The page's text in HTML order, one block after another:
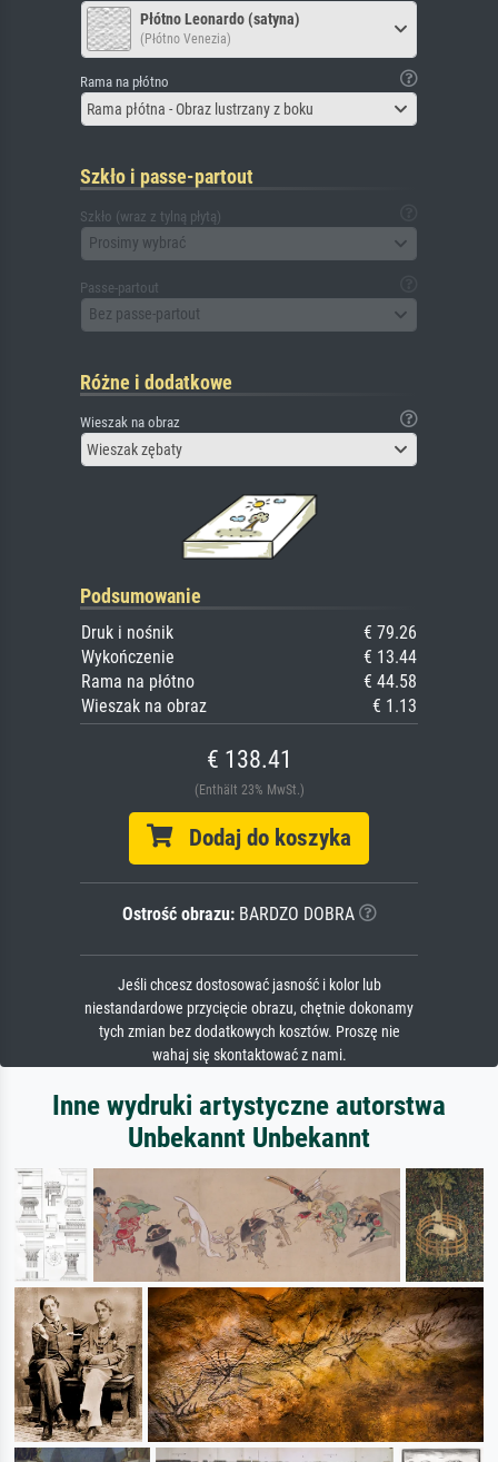
Płótno Leonardo (satyna)
(Płótno Venezia)
Rama na płótno
Rama płótna - Obraz lustrzany z boku
Szkło i passe-partout
Szkło (wraz z tylną płytą)
Prosimy wybrać
Passe-partout
Bez passe-partout
Różne i dodatkowe
Wieszak na obraz
Wieszak zębaty
Podsumowanie
Druk i nośnik
€ 79.26
Wykończenie
€ 13.44
Rama na płótno
€ 44.58
Wieszak na obraz
€ 1.13
€ 138.41
(Enthält 23% MwSt.)
Dodaj do koszyka
Ostrość obrazu:BARDZO DOBRA
Jeśli chcesz dostosować jasność i kolor lub
niestandardowe przycięcie obrazu, chętnie dokonamy
tych zmian bez dodatkowych kosztów. Proszę nie
wahaj się skontaktować z nami.
Inne wydruki artystyczne autorstwa
Unbekannt Unbekannt